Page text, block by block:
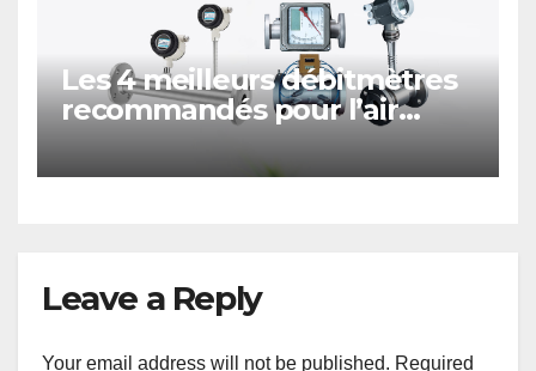
Les 4 meilleurs débitmètres
recommandés pour l’air
comprimé
Leave a Reply
Your email address will not be published. Required